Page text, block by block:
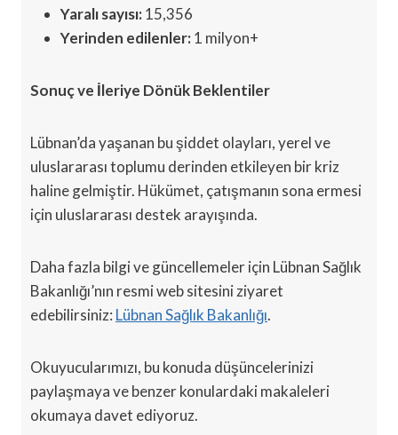
Yaralı sayısı:15,356
Yerinden edilenler:1 milyon+
Sonuç ve İleriye Dönük Beklentiler
Lübnan’da yaşanan bu şiddet olayları, yerel ve
uluslararası toplumu derinden etkileyen bir kriz
haline gelmiştir. Hükümet, çatışmanın sona ermesi
için uluslararası destek arayışında.
Daha fazla bilgi ve güncellemeler için Lübnan Sağlık
Bakanlığı’nın resmi web sitesini ziyaret
edebilirsiniz: Lübnan Sağlık Bakanlığı.
Okuyucularımızı, bu konuda düşüncelerinizi
paylaşmaya ve benzer konulardaki makaleleri
okumaya davet ediyoruz.